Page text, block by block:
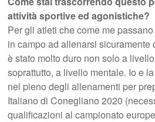
attività sportive ed agonistiche?
Per gli atleti che come me
in campo ad allenarsi sicuramente
è stato molto duro non solo a
soprattutto, a livello mentale. Io e
nel pieno degli allenamenti per
Italiano di Conegliano 2020
qualificazioni al campionato